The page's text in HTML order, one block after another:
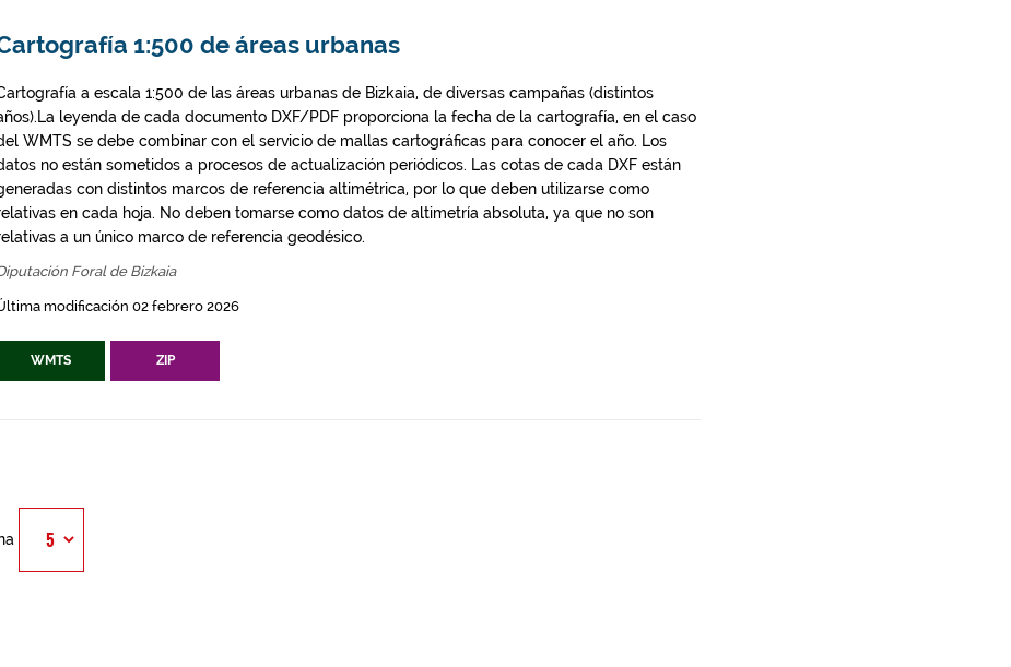
1:500 de áreas urbanas
a escala 1:500 de las áreas urbanas de Bizkaia, de diversas campañas (distintos
leyenda de cada documento DXF/PDF proporciona la fecha de la cartografía, en el caso
WMTS se debe combinar con el servicio de mallas cartográficas para conocer el año. Los
no están sometidos a procesos de actualización periódicos. Las cotas de cada DXF están
con distintos marcos de referencia altimétrica, por lo que deben utilizarse como
en cada hoja. No deben tomarse como datos de altimetría absoluta, ya que no son
a un único marco de referencia geodésico.
Foral de Bizkaia
modificación 02 febrero 2026
WMTS ZIP